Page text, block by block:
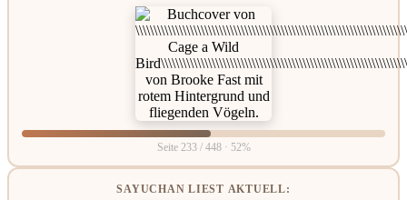
Seite 233 / 448 · 52%
SAYUCHAN LIEST AKTUELL: